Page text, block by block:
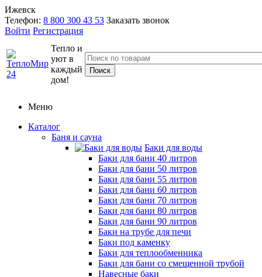
Ижевск
Телефон: 8 800 300 43 53 Заказать звонок
Войти Регистрация
Тепло и
уют в
каждый
дом!
Меню
Каталог
Баня и сауна
Баки для воды
Баки для бани 40 литров
Баки для бани 50 литров
Баки для бани 55 литров
Баки для бани 60 литров
Баки для бани 70 литров
Баки для бани 80 литров
Баки для бани 90 литров
Баки на трубе для печи
Баки под каменку
Баки для теплообменника
Баки для бани со смещенной трубой
Навесные баки